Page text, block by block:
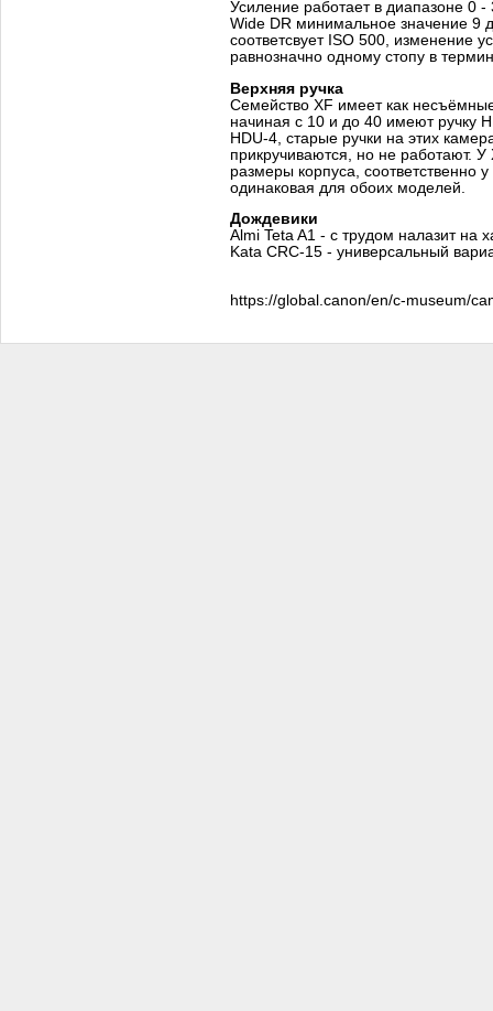
Усиление работает в диапазоне 0
Wide DR минимальное значение 9
соответсвует ISO 500, изменение
равнозначно одному стопу в
Верхняя ручка
Семейство XF имеет как
начиная с 10 и до 40 имеют ручку
HDU-4, старые ручки на этих
прикручиваются, но не работают. У
размеры корпуса, соответственно
одинаковая для обоих моделей.
Дождевики
Almi Teta A1 - с трудом налазит на
Kata CRC-15 - универсальный
https://global.canon/en/c-museum/